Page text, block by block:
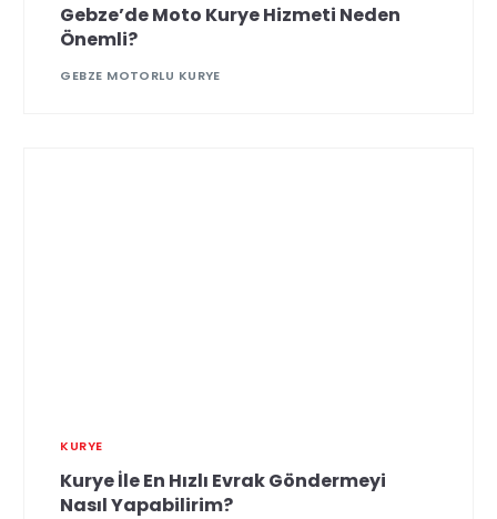
Gebze’de Moto Kurye Hizmeti Neden
Önemli?
GEBZE MOTORLU KURYE
KURYE
Kurye İle En Hızlı Evrak Göndermeyi
Nasıl Yapabilirim?